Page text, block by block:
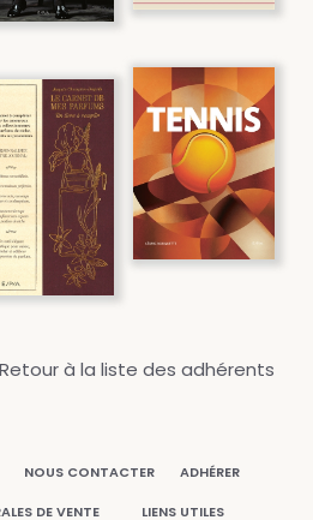
Retour à la liste des adhérents
NOUS CONTACTER ADHÉRER
DE VENTE LIENS UTILES